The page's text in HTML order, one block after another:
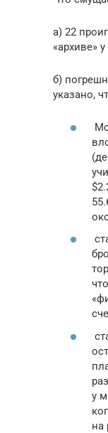
а) 22
«архиве»
б)
указано,
у
на